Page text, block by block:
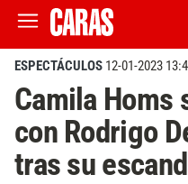
ESPECTÁCULOS 12-01-2023
Camila Homs
con Rodrigo
tras su